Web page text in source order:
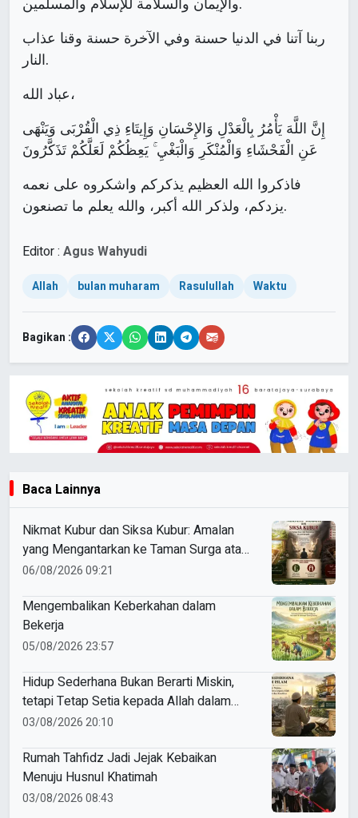
ربنا آتنا في الدنيا حسنة وفي الآخرة حسنة وقنا عذاب
النار.
عباد الله،
إِنَّ اللَّهَ يَأْمُرُ بِالْعَدْلِ وَالإِحْسَانِ وَإِيتَاءِ ذِي الْقُرْبَى وَيَنْهَى
عَنِ الْفَحْشَاءِ وَالْمُنْكَرِ وَالْبَغْيِ ۚ يَعِظُكُمْ لَعَلَّكُمْ تَذَكَّرُونَ
فاذكروا الله العظيم يذكركم واشكروه على نعمه
يزدكم، ولذكر الله أكبر، والله يعلم ما تصنعون.
Editor : Agus Wahyudi
Allah bulan muharam Rasulullah Waktu
Bagikan :
Baca Lainnya
Nikmat Kubur dan Siksa Kubur: Amalan
yang Mengantarkan ke Taman Surga atau
Azab Barzakh
06/08/2026 09:21
Mengembalikan Keberkahan dalam
Bekerja
05/08/2026 23:57
Hidup Sederhana Bukan Berarti Miskin,
tetapi Tetap Setia kepada Allah dalam
Nikmat dan Kesulitan
03/08/2026 20:10
Rumah Tahfidz Jadi Jejak Kebaikan
Menuju Husnul Khatimah
03/08/2026 08:43